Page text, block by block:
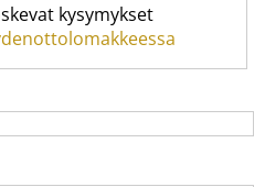
kysymykset